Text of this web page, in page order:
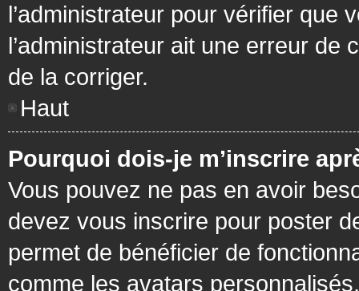
l’administrateur pour vérifier que
l’administrateur ait une erreur de
de la corriger.
Haut
Pourquoi dois-je m’inscrire
Vous pouvez ne pas en avoir
devez vous inscrire pour poster
permet de bénéficier de
comme les avatars